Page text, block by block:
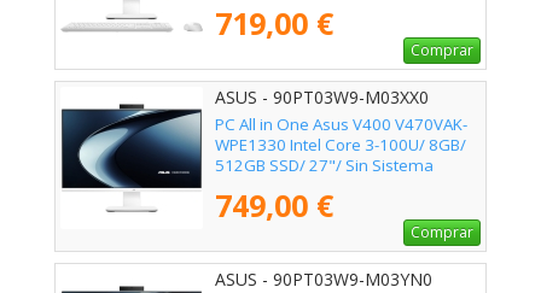
719,00 €
Comprar
ASUS - 90PT03W9-M03XX0
PC All in One Asus V400 V470VAK-
WPE1330 Intel Core 3-100U/ 8GB/
512GB SSD/ 27"/ Sin Sistema
749,00 €
Comprar
ASUS - 90PT03W9-M03YN0